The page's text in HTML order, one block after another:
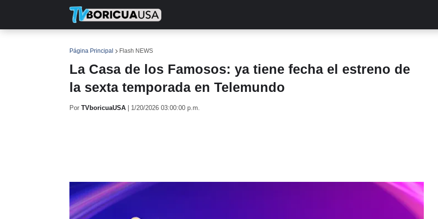
Página Principal Flash NEWS
La Casa de los Famosos: ya tiene fecha el estreno de
la sexta temporada en Telemundo
Por TVboricuaUSA 1/20/2026 03:00:00 p.m.